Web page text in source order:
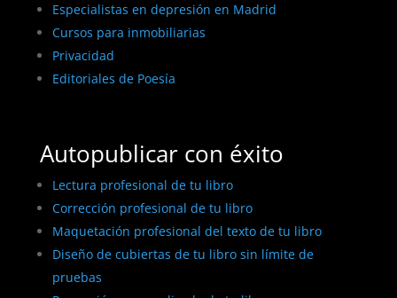
Especialistas en depresión en Madrid
Cursos para inmobiliarias
Privacidad
Editoriales de Poesía
Autopublicar con éxito
Lectura profesional de tu libro
Corrección profesional de tu libro
Maquetación profesional del texto de tu libro
Diseño de cubiertas de tu libro sin límite de
pruebas